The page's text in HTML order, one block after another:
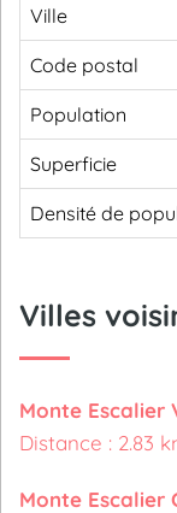
Ville
Code postal
Population
Superficie
Densité de
Villes
Monte Escalier
Distance : 2.83
Monte Escalier